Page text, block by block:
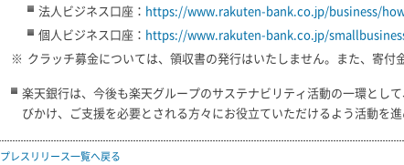
法人ビジネス口座： https://www.rakuten-bank.co.jp/business/
個人ビジネス口座： https://www.rakuten-bank.co.jp/
※ クラッチ募金については、領収書の発行はいたしません。また、寄付
楽天銀行は、今後も楽天グループのサステナビリティ活動の一環とし
びかけ、ご支援を必要とされる方々にお役立ていただけるよう活動を進
プレスリリース一覧へ戻る